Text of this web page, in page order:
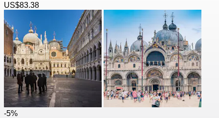
US$83.38
-5%